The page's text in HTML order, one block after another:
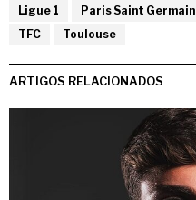
Ligue 1
Paris Saint Germain
TFC
Toulouse
ARTIGOS RELACIONADOS